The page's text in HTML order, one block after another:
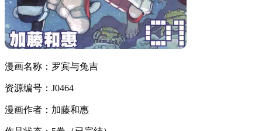
漫画名称：罗宾与兔吉
资源编号：J0464
漫画作者：加藤和惠